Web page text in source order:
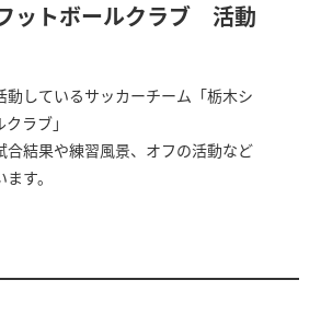
ットボールクラブ 活動
動しているサッカーチーム「栃木シ
ラブ」
合結果や練習風景、オフの活動など
す。